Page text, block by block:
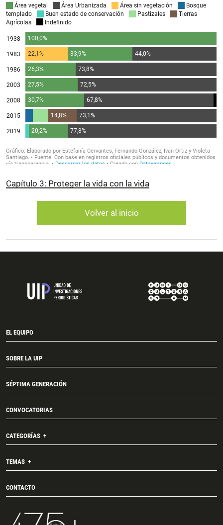
Capítulo 3: Proteger la vida con la vida
Volver al inicio
EL EQUIPO
SOBRE LA UIP
SÉPTIMA GENERACIÓN
CONVOCATORIAS
CATEGORÍAS
TEMAS
CONTACTO